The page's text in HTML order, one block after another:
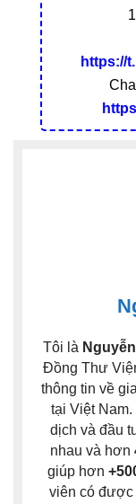
https://
Tôi là
Đồng Thư
thông tin về
tại Việt
dịch và đầu
nhau và hơn
giúp hơn
viên có được